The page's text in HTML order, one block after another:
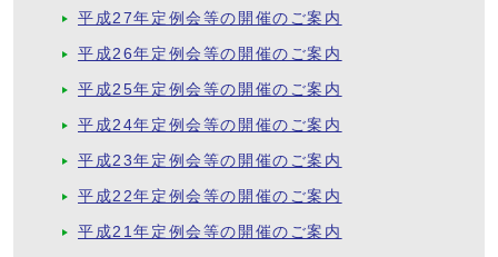
平成27年定例会等の開催のご案内
平成26年定例会等の開催のご案内
平成25年定例会等の開催のご案内
平成24年定例会等の開催のご案内
平成23年定例会等の開催のご案内
平成22年定例会等の開催のご案内
平成21年定例会等の開催のご案内